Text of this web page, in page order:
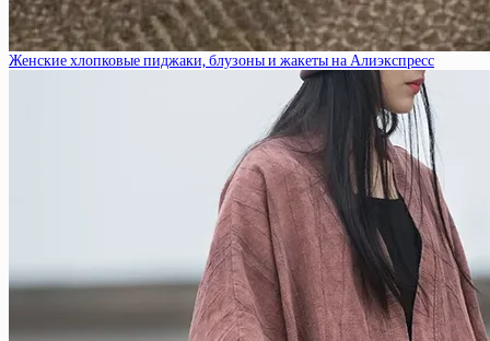
Женские хлопковые пиджаки, блузоны и жакеты на Алиэкспресс